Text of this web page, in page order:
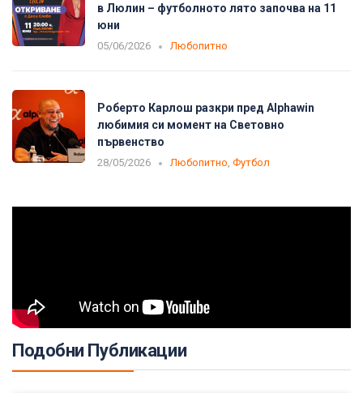
в Люлин – футболното лято започва на 11
юни
05/06/2026 Любопитно
Роберто Карлош разкри пред Alphawin
любимия си момент на Световно
първенство
28/05/2026 Любопитно Футбол
Подобни Публикации